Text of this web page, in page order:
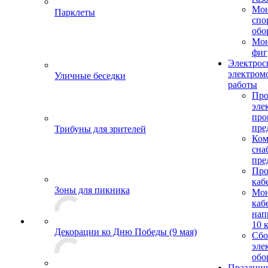
Парклеты
Уличные беседки
Трибуны для зрителей
Зоны для пикника
Декорации ко Дню Победы (9 мая)
работы
10